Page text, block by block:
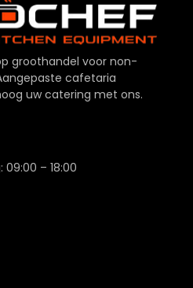
groothandel voor non-
cafetaria
uw catering met ons.
– 18:00